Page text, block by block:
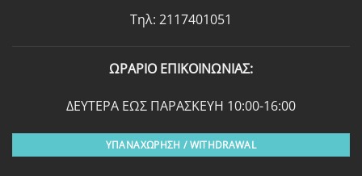
Τηλ: 2117401051
ΩΡΑΡΙΟ ΕΠΙΚΟΙΝΩΝΙΑΣ:
ΔΕΥΤΕΡΑ ΕΩΣ ΠΑΡΑΣΚΕΥΗ 10:00-16:00
ΥΠΑΝΑΧΩΡΗΣΗ / WITHDRAWAL